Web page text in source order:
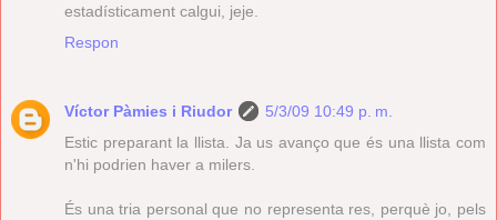
estadísticament calgui, jeje.
Respon
Víctor Pàmies i Riudor
5/3/09 10:49 p. m.
Estic preparant la llista. Ja us avanço que és una llista com
n'hi podrien haver a milers.
És una tria personal que no representa res, perquè jo, pels